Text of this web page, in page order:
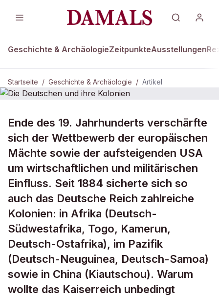
Geschichte & ArchäologieZeitpunkteAusstellungen
Startseite / Geschichte & Archäologie / Artikel
Die Deutschen und ihre Kolonien
Ende des 19. Jahrhunderts verschärfte
sich der Wettbewerb der europäischen
Mächte sowie der aufsteigenden USA
um wirtschaftlichen und militärischen
Einfluss. Seit 1884 sicherte sich so
auch das Deutsche Reich zahlreiche
Kolonien: in Afrika (Deutsch-
Südwestafrika, Togo, Kamerun,
Deutsch-Ostafrika), im Pazifik
(Deutsch-Neuguinea, Deutsch-Samoa)
sowie in China (Kiautschou). Warum
wollte das Kaiserreich unbedingt